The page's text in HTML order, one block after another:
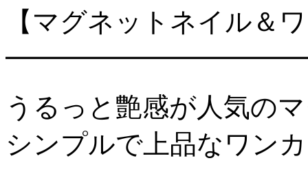
【マグネットネイル＆
うるっと艶感が人気の
シンプルで上品なワン